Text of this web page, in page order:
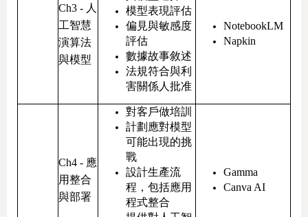
Ch3 - 人
工智慧
演算法
與模型
模型表現評估
偏見與敏感度
評估
數據故事敘述
法規符合與利
害關係人批准
NotebookLM
Napkin
Ch4 - 應
用整合
與部署
對客戶做培訓
計劃應對模型
可能出現的挑
戰
設計生產流
程，包括應用
程式整合
Gamma
Canva AI